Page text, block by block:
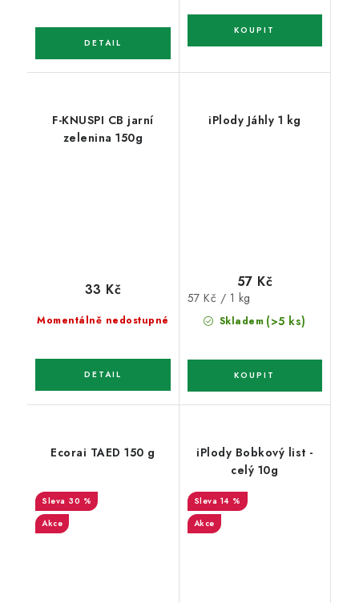
F-KNUSPI CB jarní
zelenina 150g
Momentálně nedostupné
33 Kč
iPlody Jáhly 1 kg
Skladem (>5 ks)
57 Kč
Měrná
cena:
57 Kč / 1 kg
Ecorai TAED 150 g
30 %
Akce
iPlody Bobkový list -
celý 10g
14 %
Akce